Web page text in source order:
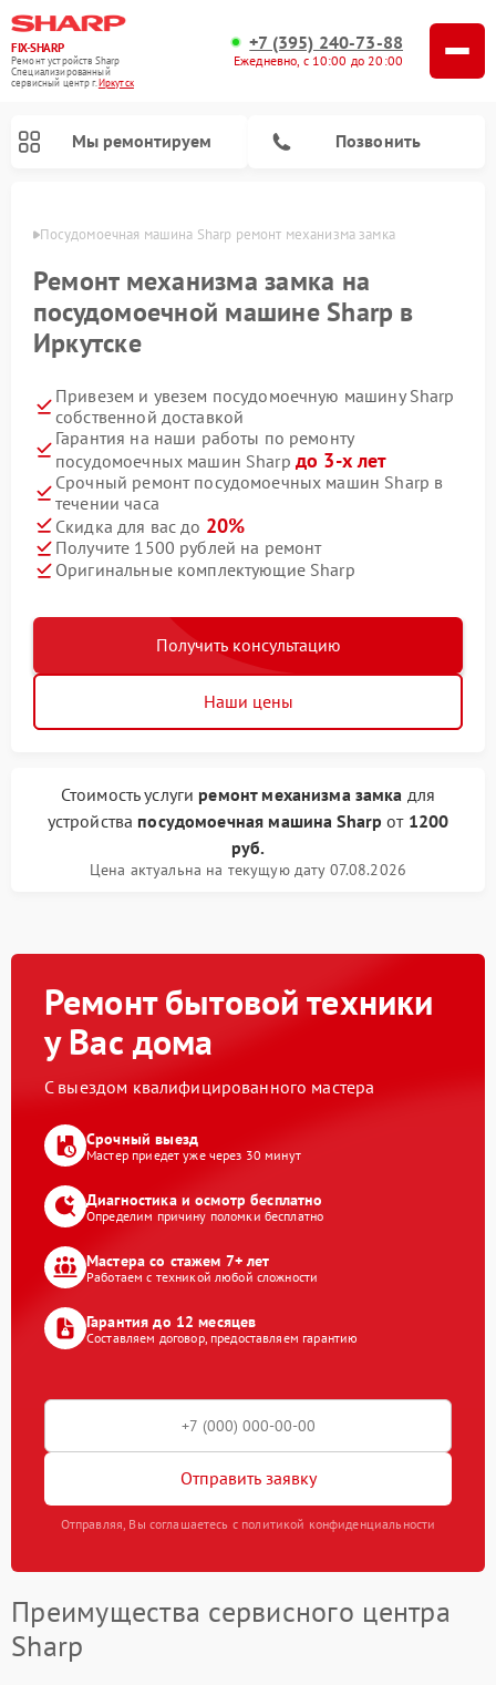
FIX-SHARP
Ремонт устройств Sharp
Специализированный
cервисный центр г.Иркутск
+7 (395) 240-73-88
Ежедневно, с 10:00 до 20:00
Мы ремонтируем Позвонить
Посудомоечная машина Sharp ремонт механизма замка
Ремонт механизма замка на
посудомоечной машине Sharp в
Иркутске
Привезем и увезем посудомоечную машину Sharp
собственной доставкой
Гарантия на наши работы по ремонту
посудомоечных машин Sharp до 3-х лет
Срочный ремонт посудомоечных машин Sharp в
течении часа
Скидка для вас до 20%
Получите 1500 рублей на ремонт
Оригинальные комплектующие Sharp
Получить консультацию
Наши цены
Стоимость услуги ремонт механизма замка для
устройства посудомоечная машина Sharp от 1200
руб.
Цена актуальна на текущую дату 07.08.2026
Ремонт бытовой техники
у Вас дома
С выездом квалифицированного мастера
Срочный выезд
Мастер приедет уже через 30 минут
Диагностика и осмотр бесплатно
Определим причину поломки бесплатно
Мастера со стажем 7+ лет
Работаем с техникой любой сложности
Гарантия до 12 месяцев
Составляем договор, предоставляем гарантию
Отправить заявку
Отправляя, Вы соглашаетесь с политикой конфиденциальности
Преимущества сервисного центра
Sharp